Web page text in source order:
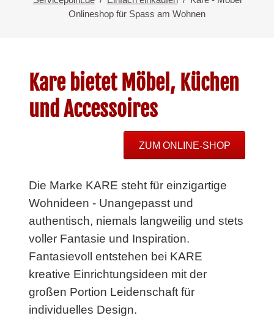
Onlineshop für Spass am Wohnen
Kare bietet Möbel, Küchen
und Accessoires
ZUM ONLINE-SHOP
Die Marke KARE steht für einzigartige
Wohnideen - Unangepasst und
authentisch, niemals langweilig und stets
voller Fantasie und Inspiration.
Fantasievoll entstehen bei KARE
kreative Einrichtungsideen mit der
großen Portion Leidenschaft für
individuelles Design.